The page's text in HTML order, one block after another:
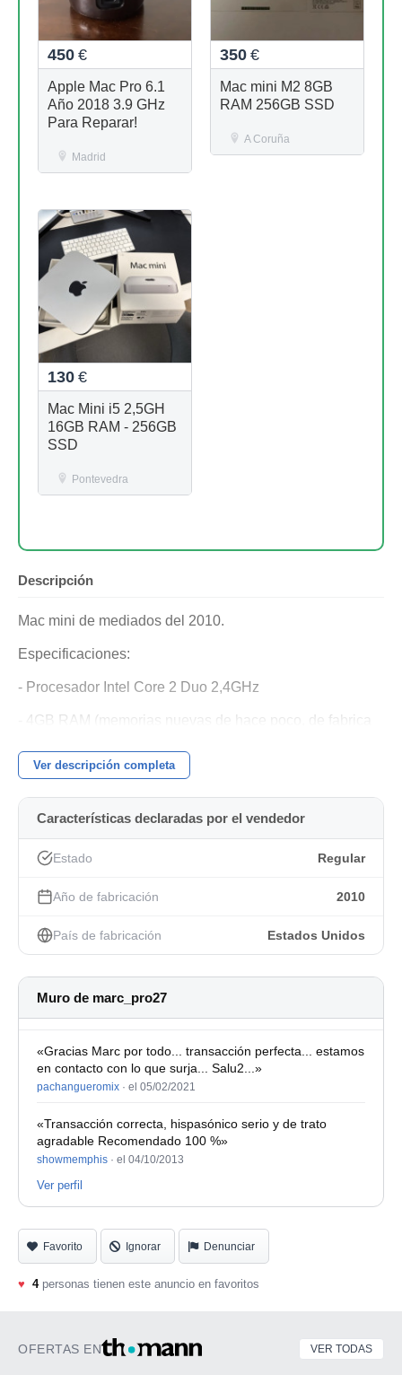
450 €
Apple Mac Pro 6.1
Año 2018 3.9 GHz
Para Reparar!
Madrid
350 €
Mac mini M2 8GB
RAM 256GB SSD
A Coruña
130 €
Mac Mini i5 2,5GH
16GB RAM - 256GB
SSD
Pontevedra
Descripción
Mac mini de mediados del 2010.
Especificaciones:
- Procesador Intel Core 2 Duo 2,4GHz
- 4GB RAM (memorias nuevas de hace poco, de fabrica
- tarjeta grafica Nvidia 256MB
- Formateado a macOS High Sierra
Conectores:
- Firewire 800
- 4 USB 2.0
- lector SD
- disquetera Superdrive
Algunas marcas de uso en la parte inferior pero esta bien
cuidado. El ventilador funciona al maximo de velocidad
pero no afecta para nada a su funcionamiento. Se
Ver descripción completa
Características declaradas por el vendedor
Estado Regular
Año de fabricación 2010
País de fabricación Estados Unidos
Muro de marc_pro27
«Gracias Marc por todo... transacción perfecta... estamos
en contacto con lo que surja... Salu2...»
pachangueromix · el 05/02/2021
«Transacción correcta, hispasónico serio y de trato
agradable Recomendado 100 %»
showmemphis · el 04/10/2013
Ver perfil
Favorito Ignorar Denunciar
♥ 4personas tienen este anuncio en favoritos
OFERTAS EN VER TODAS